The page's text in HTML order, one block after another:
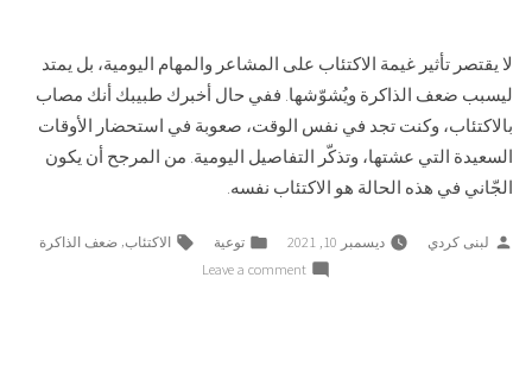
لا يقتصر تأثير غيمة الاكتئاب على المشاعر والمهام اليومية، بل يمتد
ليسبب ضعف الذاكرة ويُشوّشها. ففي حال أخبرك طبيبك أنك مصاب
بالاكتئاب، وكنت تجد في نفس الوقت، صعوبة في استحضار الأوقات
السعيدة التي عشتها، وتذكّر التفاصيل اليومية. من المرجح أن يكون
الجّاني في هذه الحالة هو الاكتئاب نفسه.
Posted
لبنى كردي ديسمبر 10, 2021
Posted
in
توعية Tags:
الاكتئاب,ضعف الذاكرة
Leave a comment